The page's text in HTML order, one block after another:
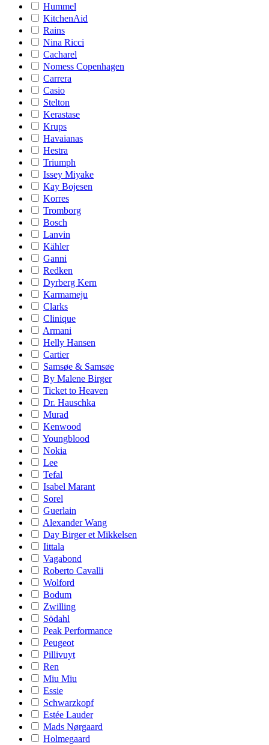
Hummel
KitchenAid
Rains
Nina Ricci
Cacharel
Nomess Copenhagen
Carrera
Casio
Stelton
Kerastase
Krups
Havaianas
Hestra
Triumph
Issey Miyake
Kay Bojesen
Korres
Tromborg
Bosch
Lanvin
Kähler
Ganni
Redken
Dyrberg Kern
Karmameju
Clarks
Clinique
Armani
Helly Hansen
Cartier
Samsøe & Samsøe
By Malene Birger
Ticket to Heaven
Dr. Hauschka
Murad
Kenwood
Youngblood
Nokia
Lee
Tefal
Isabel Marant
Sorel
Guerlain
Alexander Wang
Day Birger et Mikkelsen
Iittala
Vagabond
Roberto Cavalli
Wolford
Bodum
Zwilling
Södahl
Peak Performance
Peugeot
Pillivuyt
Ren
Miu Miu
Essie
Schwarzkopf
Estée Lauder
Mads Nørgaard
Holmegaard